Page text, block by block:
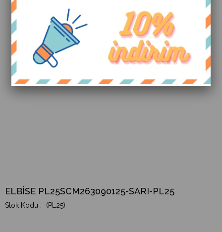
ELBİSE PL25SCM263090125-SARI-PL25
(PL25)